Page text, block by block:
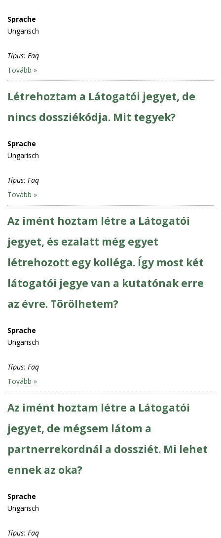
Sprache
Ungarisch
Típus: Faq
Tovább »
Létrehoztam a Látogatói jegyet, de
nincs dossziékódja. Mit tegyek?
Sprache
Ungarisch
Típus: Faq
Tovább »
Az imént hoztam létre a Látogatói
jegyet, és ezalatt még egyet
létrehozott egy kolléga. Így most két
látogatói jegye van a kutatónak erre
az évre. Törölhetem?
Sprache
Ungarisch
Típus: Faq
Tovább »
Az imént hoztam létre a Látogatói
jegyet, de mégsem látom a
partnerrekordnál a dossziét. Mi lehet
ennek az oka?
Sprache
Ungarisch
Típus: Faq